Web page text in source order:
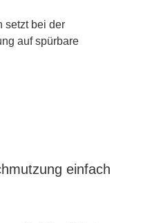
setzt bei der
auf spürbare
einfach